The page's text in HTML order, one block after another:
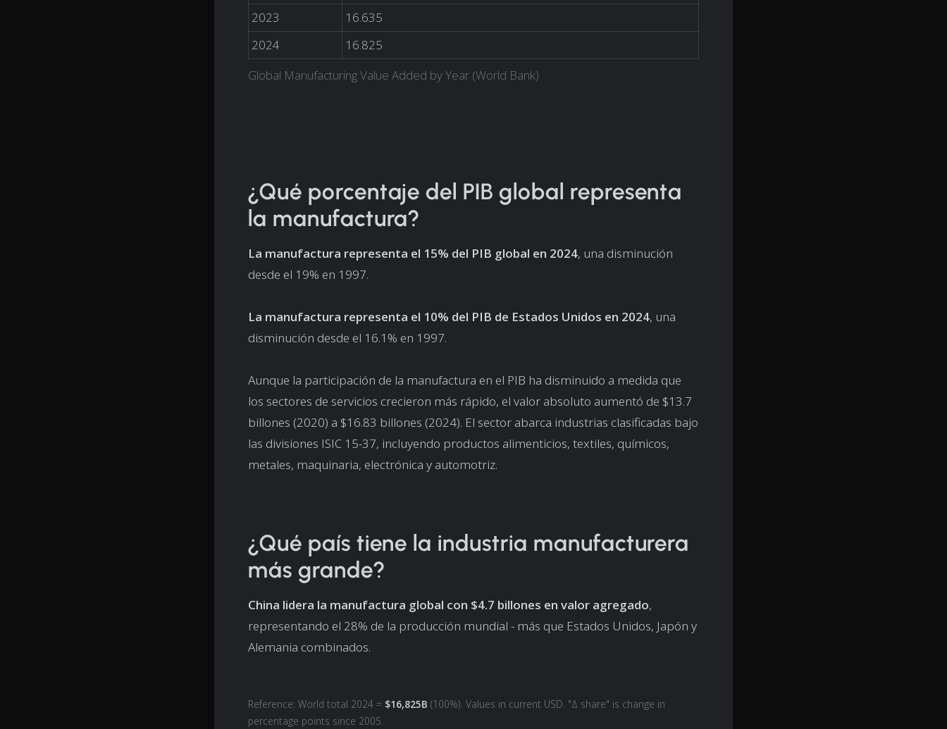
Global Manufacturing Value Added by Year (World Bank)
2023
16.635
2024
16.825
¿Qué porcentaje del PIB global representa
la manufactura?
La manufactura representa el 15% del PIB global en 2024, una disminución
desde el 19% en 1997.
La manufactura representa el 10% del PIB de Estados Unidos en 2024, una
disminución desde el 16.1% en 1997.
Aunque la participación de la manufactura en el PIB ha disminuido a medida que
los sectores de servicios crecieron más rápido, el valor absoluto aumentó de $13.7
billones (2020) a $16.83 billones (2024). El sector abarca industrias clasificadas bajo
las divisiones ISIC 15-37, incluyendo productos alimenticios, textiles, químicos,
metales, maquinaria, electrónica y automotriz.
¿Qué país tiene la industria manufacturera
más grande?
China lidera la manufactura global con $4.7 billones en valor agregado,
representando el 28% de la producción mundial - más que Estados Unidos, Japón y
Alemania combinados.
Reference: World total 2024 = $16,825B (100%). Values in current USD. "Δ share" is change in
percentage points since 2005.